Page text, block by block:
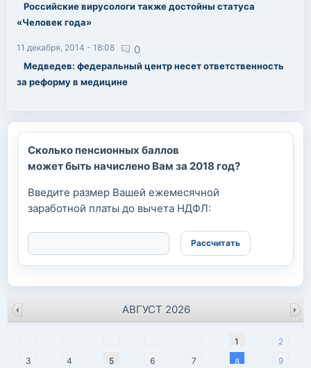
Российские вирусологи также достойны статуса
«Человек года»
11 декабря, 2014 - 18:08 0
Медведев: федеральный центр несет ответственность
за реформу в медицине
Сколько пенсионных баллов
может быть начислено Вам за 2018 год?
Введите размер Вашей ежемесячной
заработной платы до вычета НДФЛ:
1
2
3
4 5 6 7 8
9
АВГУСТ 2026